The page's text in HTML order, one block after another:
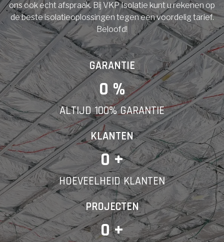
Gevelisolatie
Vorige Volgende
Achternaam
E-mail
Telefoonnummer
Vorige
ons ook echt afspraak. Bij VKP Isolatie kunt u rekenen op
de beste isolatieoplossingen tegen een voordelig tarief.
Beloofd!
GARANTIE
0 %
ALTIJD 100% GARANTIE
KLANTEN
0 +
HOEVEELHEID KLANTEN
PROJECTEN
0 +